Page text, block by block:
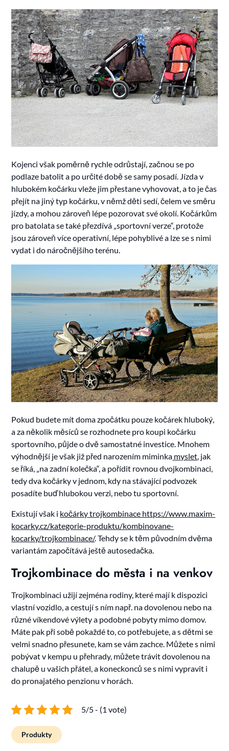
Kojenci však poměrně rychle odrůstají, začnou se po
podlaze batolit a po určité době se samy posadí. Jízda v
hlubokém kočárku vleže jim přestane vyhovovat, a to je čas
přejít na jiný typ kočárku, v němž děti sedí, čelem ve směru
jízdy, a mohou zároveň lépe pozorovat své okolí. Kočárkům
pro batolata se také přezdívá „sportovní verze“, protože
jsou zároveň více operativní, lépe pohyblivé a lze se s nimi
vydat i do náročnějšího terénu.
Pokud budete mít doma zpočátku pouze kočárek hluboký,
a za několik měsíců se rozhodnete pro koupi kočárku
sportovního, půjde o dvě samostatné investice. Mnohem
výhodnější je však již před narozením miminka myslet, jak
se říká, „na zadní kolečka“, a pořídit rovnou dvojkombinaci,
tedy dva kočárky v jednom, kdy na stávající podvozek
posadíte buď hlubokou verzi, nebo tu sportovní.
Existují však i kočárky trojkombinace https://www.maxim-
kocarky.cz/kategorie-produktu/kombinovane-
kocarky/trojkombinace/. Tehdy se k těm původním dvěma
variantám započítává ještě autosedačka.
Trojkombinace do města i na venkov
Trojkombinaci užijí zejména rodiny, které mají k dispozici
vlastní vozidlo, a cestují s ním např. na dovolenou nebo na
různé víkendové výlety a podobné pobyty mimo domov.
Máte pak při sobě pokaždé to, co potřebujete, a s dětmi se
velmi snadno přesunete, kam se vám zachce. Můžete s nimi
pobývat v kempu u přehrady, můžete trávit dovolenou na
chalupě u vašich přátel, a koneckonců se s nimi vypravit i
do pronajatého penzionu v horách.
5/5 - (1 vote)
Produkty